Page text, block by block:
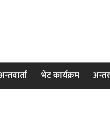
भेट कार्यक्रम